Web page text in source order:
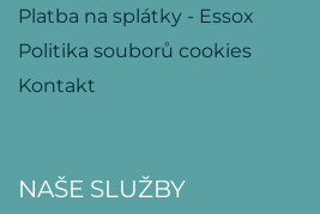
Platba na splátky - Essox
Politika souborů cookies
Kontakt
NAŠE SLUŽBY